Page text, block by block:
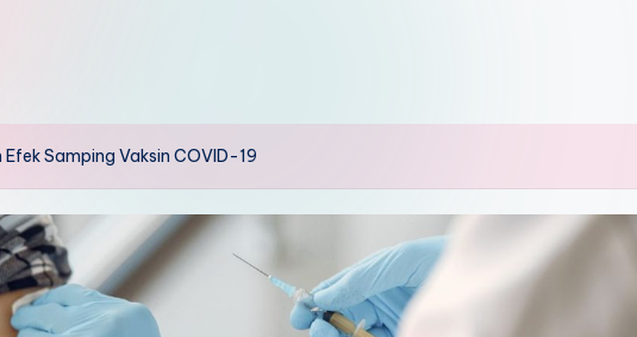
Efek Samping Vaksin COVID-19